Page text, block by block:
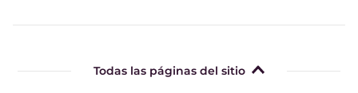
Todas las páginas del sitio